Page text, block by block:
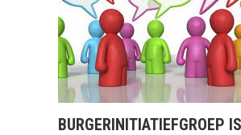
BURGERINITIATIEFGROEP